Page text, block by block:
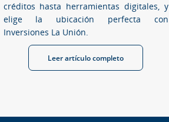
créditos hasta herramientas digitales, y
elige la ubicación perfecta con
Inversiones La Unión.
Leer artículo completo